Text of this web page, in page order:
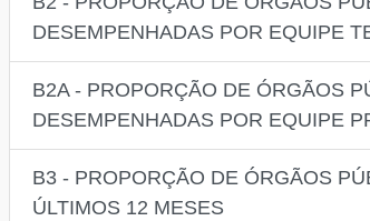
DESEMPENHADAS POR EQUIPE
B2A - PROPORÇÃO DE ÓRGÃOS
DESEMPENHADAS POR EQUIPE
B3 - PROPORÇÃO DE ÓRGÃOS
ÚLTIMOS 12 MESES